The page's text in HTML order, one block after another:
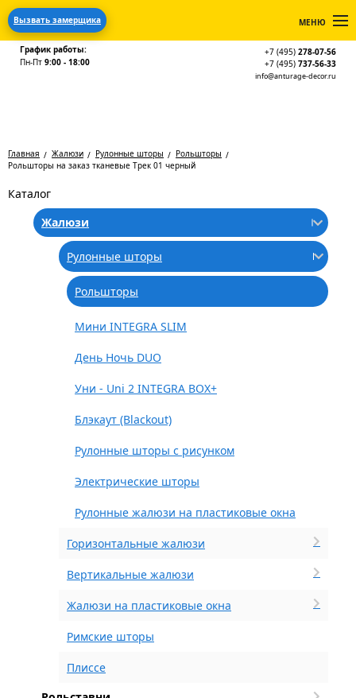
Вызвать замерщика МЕНЮ
График работы:
Пн-Пт 9:00 - 18:00
+7 (495) 278-07-56
+7 (495) 737-56-33
info@anturage-decor.ru
Главная Жалюзи Рулонные шторы
Рольшторы
Рольшторы на заказ тканевые Трек 01 черный
Каталог
Жалюзи
Рулонные шторы
Рольшторы
Мини INTEGRA SLIM
День Ночь DUO
Уни - Uni 2 INTEGRA BOX+
Блэкаут (Blackout)
Рулонные шторы с рисунком
Электрические шторы
Рулонные жалюзи на пластиковые окна
Горизонтальные жалюзи
Вертикальные жалюзи
Жалюзи на пластиковые окна
Римские шторы
Плиссе